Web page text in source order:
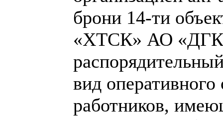
брони 14-ти
«ХТСК» АО
вид
работников,